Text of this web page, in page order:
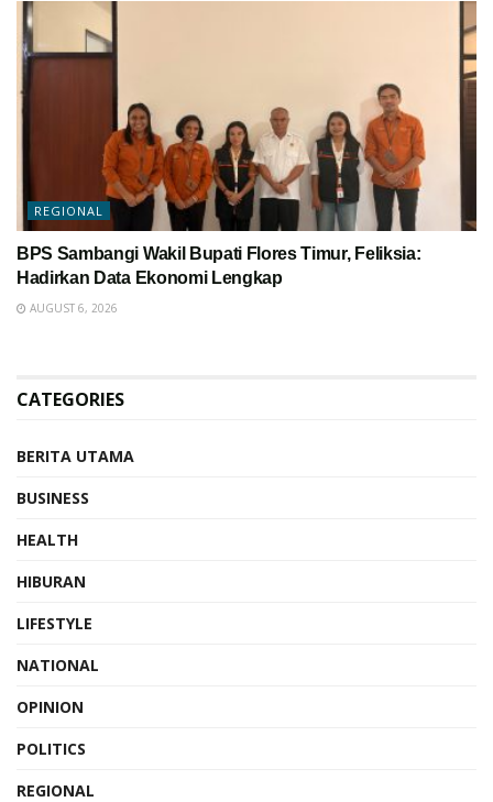
REGIONAL
BPS Sambangi Wakil Bupati Flores Timur, Feliksia:
Hadirkan Data Ekonomi Lengkap
AUGUST 6, 2026
CATEGORIES
BERITA UTAMA
BUSINESS
HEALTH
HIBURAN
LIFESTYLE
NATIONAL
OPINION
POLITICS
REGIONAL